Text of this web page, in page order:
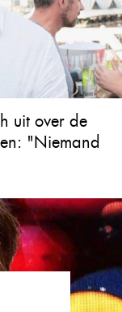
uit over de
"Niemand